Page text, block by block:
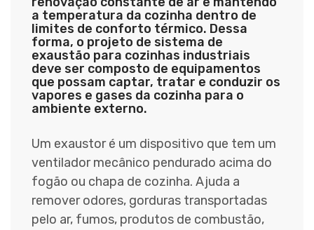
a temperatura da cozinha dentro de
limites de conforto térmico. Dessa
forma, o projeto de sistema de
exaustão para cozinhas industriais
deve ser composto de equipamentos
que possam captar, tratar e conduzir os
vapores e gases da cozinha para o
ambiente externo.
Um exaustor é um dispositivo que tem um
ventilador mecânico pendurado acima do
fogão ou chapa de cozinha. Ajuda a
remover odores, gorduras transportadas
pelo ar, fumos, produtos de combustão,